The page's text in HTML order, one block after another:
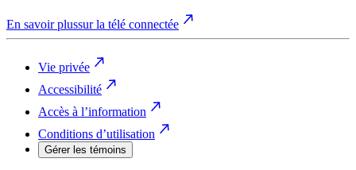
En savoir plussur la télé connectée
Vie privée
Accessibilité
Accès à l’information
Conditions d’utilisation
Gérer les témoins